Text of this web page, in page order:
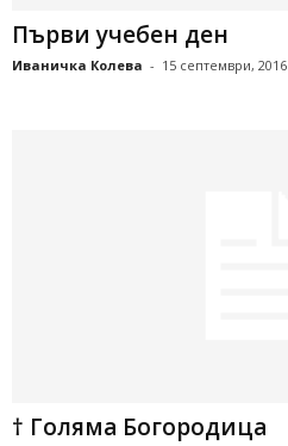
Първи учебен ден
Иваничка Колева - 15 септември, 2016
† Голяма Богородица